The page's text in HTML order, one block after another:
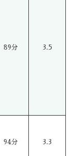
89分 3.5
94分 3.3